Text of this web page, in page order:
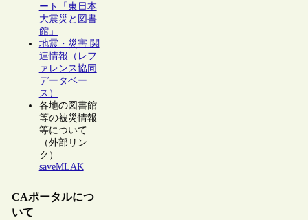
ート「東日本
大震災と図書
館」
地震・災害 関
連情報（レフ
ァレンス協同
データベー
ス）
各地の図書館
等の被災情報
等について
（外部リン
ク）
saveMLAK
CAポータルにつ
いて